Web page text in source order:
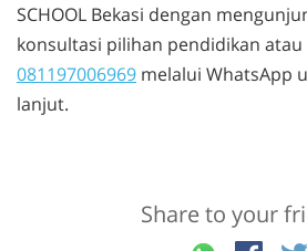
SCHOOL Bekasi dengan
konsultasi pilihan pendidikan
081197006969 melalui WhatsApp
lanjut.
Share to your